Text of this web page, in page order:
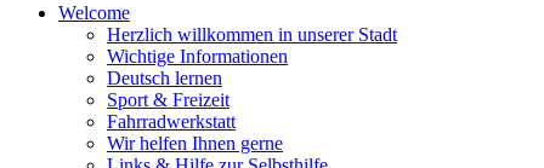
Welcome
Herzlich willkommen in unserer Stadt
Wichtige Informationen
Deutsch lernen
Sport & Freizeit
Fahrradwerkstatt
Wir helfen Ihnen gerne